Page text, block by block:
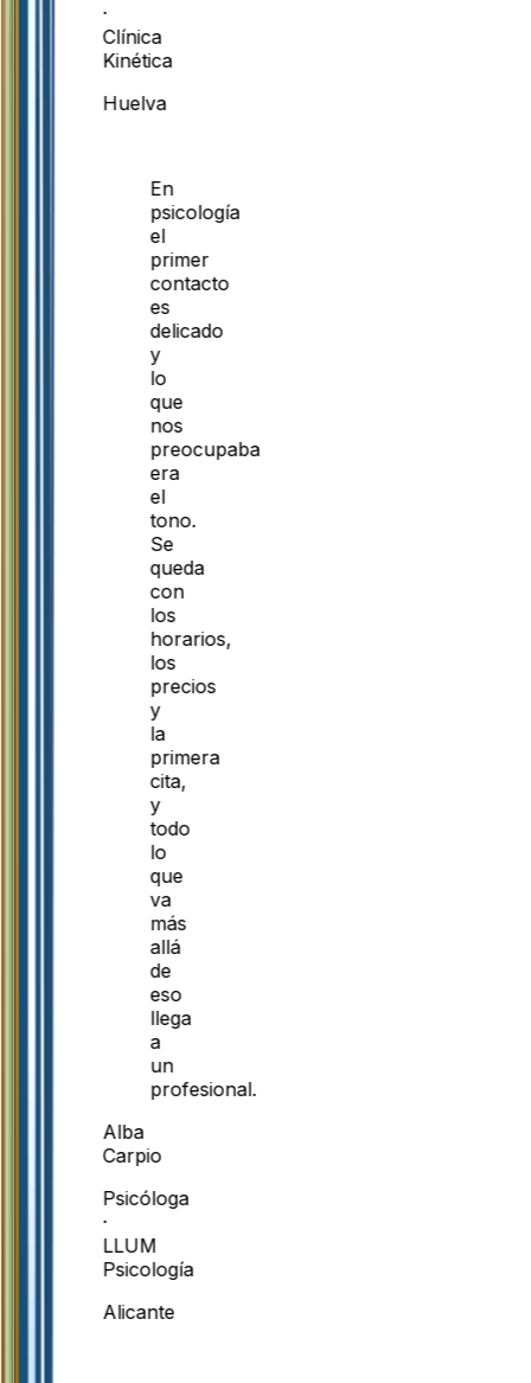
·
Clínica
Kinética
Huelva
En
psicología
el
primer
contacto
es
delicado
y
lo
que
nos
preocupaba
era
el
tono.
Se
queda
con
los
horarios,
los
precios
y
la
primera
cita,
y
todo
lo
que
va
más
allá
de
eso
llega
a
un
profesional.
Alba
Carpio
Psicóloga
·
LLUM
Psicología
Alicante